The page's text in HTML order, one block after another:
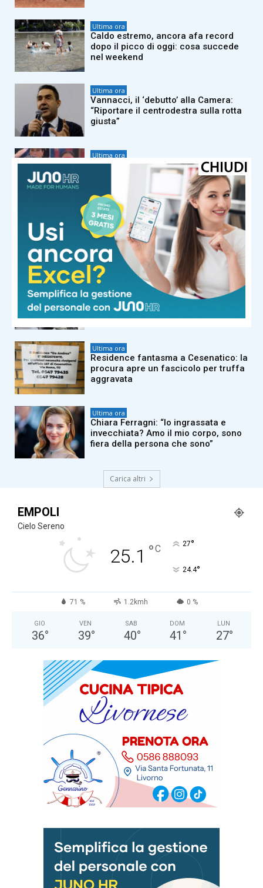
Ultima ora
Caldo estremo, ancora afa record
dopo il picco di oggi: cosa succede
nel weekend
Ultima ora
Vannacci, il ‘debutto’ alla Camera:
“Riportare il centrodestra sulla rotta
giusta”
Ultima ora
Il baseball femminile rinasce, ma
l’inno da incubo è il vero show
Ultima ora
“Ho dolori pazzeschi”, c’è un’anguilla
viva nell’intestino: il caso (quasi)
unico al mondo
Ultima ora
Roma, incendio in appartamento:
morta una donna di 70 anni
Ultima ora
Residence fantasma a Cesenatico: la
procura apre un fascicolo per truffa
aggravata
Ultima ora
Chiara Ferragni: “Io ingrassata e
invecchiata? Amo il mio corpo, sono
fiera della persona che sono”
Carica altri
EMPOLI
Cielo Sereno
25.1 °C 27°
24.4°
71 % 1.2kmh 0 %
GIO
36°
VEN
39°
SAB
40°
DOM
41 °
LUN
27°